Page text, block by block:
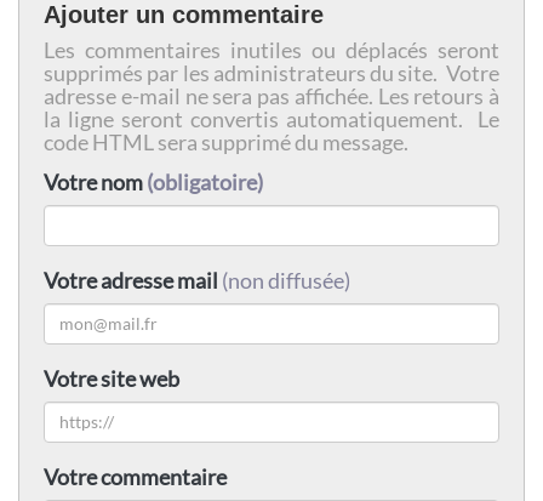
Ajouter un commentaire
Les commentaires inutiles ou déplacés seront
supprimés par les administrateurs du site. Votre
adresse e-mail ne sera pas affichée. Les retours à
la ligne seront convertis automatiquement. Le
code HTML sera supprimé du message.
Votre nom(obligatoire)
Votre adresse mail (non diffusée)
Votre site web
Votre commentaire